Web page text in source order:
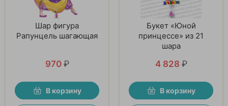
Шар фигура
Рапунцель шагающая
970 ₽
В корзину
Букет «Юной
принцессе» из 21
шара
4 828 ₽
В корзину